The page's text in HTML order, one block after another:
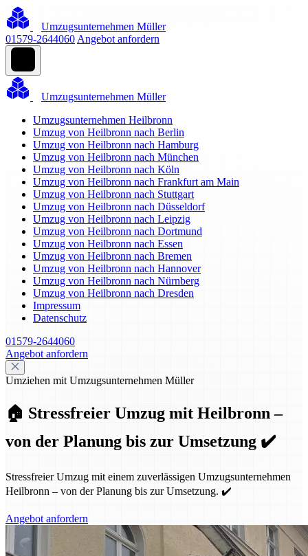
Umzugsunternehmen Müller
01579-2644060 Angebot anfordern
Umzugsunternehmen Müller
Umzugsunternehmen Heilbronn
Umzug von Heilbronn nach Berlin
Umzug von Heilbronn nach Hamburg
Umzug von Heilbronn nach München
Umzug von Heilbronn nach Köln
Umzug von Heilbronn nach Frankfurt am Main
Umzug von Heilbronn nach Stuttgart
Umzug von Heilbronn nach Düsseldorf
Umzug von Heilbronn nach Leipzig
Umzug von Heilbronn nach Dortmund
Umzug von Heilbronn nach Essen
Umzug von Heilbronn nach Bremen
Umzug von Heilbronn nach Hannover
Umzug von Heilbronn nach Nürnberg
Umzug von Heilbronn nach Dresden
Impressum
Datenschutz
01579-2644060
Angebot anfordern
Umziehen mit Umzugsunternehmen Müller
🏠 Stressfreier Umzug mit Heilbronn –
von der Planung bis zur Umsetzung ✔️
Stressfreier Umzug mit einem zuverlässigen Umzugsunternehmen
Heilbronn – von der Planung bis zur Umsetzung. ✔️
Angebot anfordern